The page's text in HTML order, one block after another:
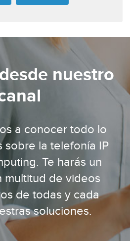
nuestro
a conocer todo lo
sobre la telefonía IP
Te harás un
multitud de videos
de todas y cada
soluciones.